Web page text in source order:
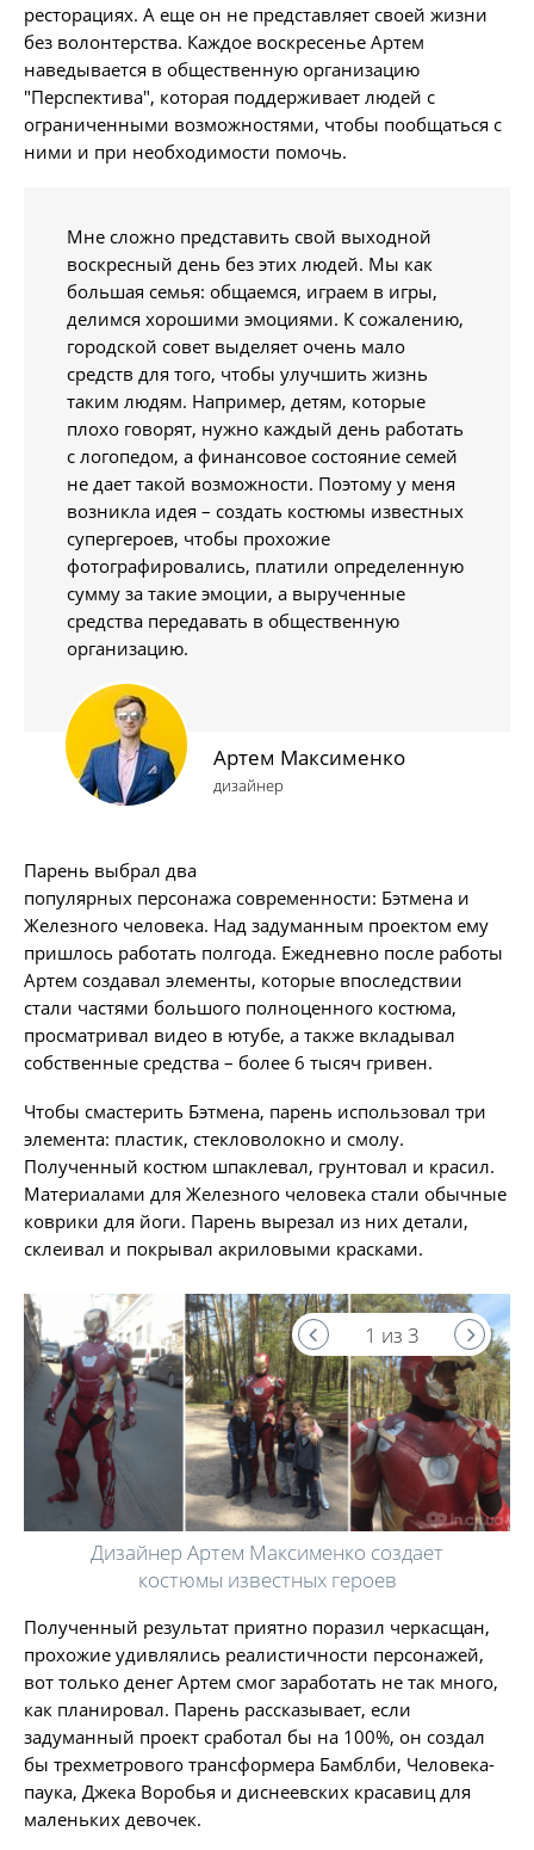
ресторациях. А еще он не представляет своей жизни
без волонтерства. Каждое воскресенье Артем
наведывается в общественную организацию
"Перспектива", которая поддерживает людей с
ограниченными возможностями, чтобы пообщаться с
ними и при необходимости помочь.
Мне сложно представить свой выходной
воскресный день без этих людей. Мы как
большая семья: общаемся, играем в игры,
делимся хорошими эмоциями. К сожалению,
городской совет выделяет очень мало
средств для того, чтобы улучшить жизнь
таким людям. Например, детям, которые
плохо говорят, нужно каждый день работать
с логопедом, а финансовое состояние семей
не дает такой возможности. Поэтому у меня
возникла идея – создать костюмы известных
супергероев, чтобы прохожие
фотографировались, платили определенную
сумму за такие эмоции, а вырученные
средства передавать в общественную
организацию.
Артем Максименко
дизайнер
Парень выбрал два
популярных персонажа современности: Бэтмена и
Железного человека. Над задуманным проектом ему
пришлось работать полгода. Ежедневно после работы
Артем создавал элементы, которые впоследствии
стали частями большого полноценного костюма,
просматривал видео в ютубе, а также вкладывал
собственные средства – более 6 тысяч гривен.
Чтобы смастерить Бэтмена, парень использовал три
элемента: пластик, стекловолокно и смолу.
Полученный костюм шпаклевал, грунтовал и красил.
Материалами для Железного человека стали обычные
коврики для йоги. Парень вырезал из них детали,
склеивал и покрывал акриловыми красками.
Дизайнер Артем Максименко создает
костюмы известных героев
1 из 3
Полученный результат приятно поразил черкасщан,
прохожие удивлялись реалистичности персонажей,
вот только денег Артем смог заработать не так много,
как планировал. Парень рассказывает, если
задуманный проект сработал бы на 100%, он создал
бы трехметрового трансформера Бамблби, Человека-
паука, Джека Воробья и диснеевских красавиц для
маленьких девочек.